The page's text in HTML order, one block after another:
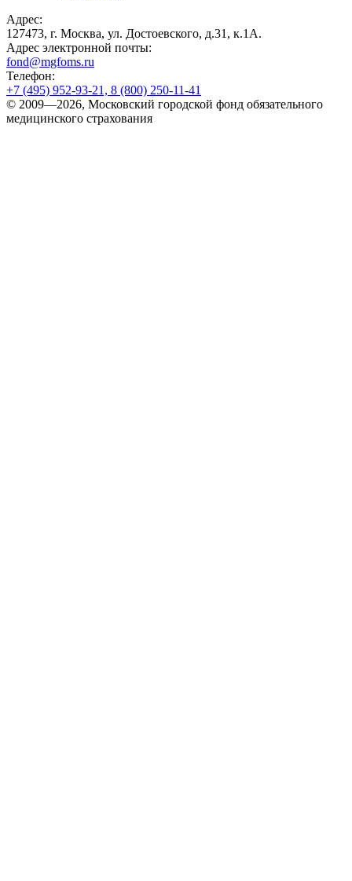
Адрес:
127473, г. Москва, ул. Достоевского, д.31, к.1А.
Адрес электронной почты:
fond@mgfoms.ru
Телефон:
+7 (495) 952-93-21, 8 (800) 250-11-41
© 2009—2026, Московский городской фонд обязательного
медицинского страхования